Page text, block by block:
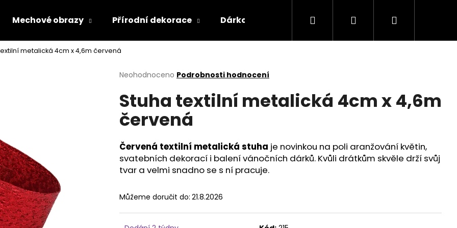
Mechové obrazy Přírodní dekorace Dárkové poukazy Domácnost
Hledat PřihlášeníNákupní
metalická 4cm x 4,6m červená
Průměrné
produktu
je
0,0
z
hvězdiček.
Neohodnoceno Podrobnosti hodnocení
Stuha textilní metalická 4cm x 4,6m
červená
Červená textilní metalická stuha je novinkou na poli aranžování květin,
svatebních dekorací i balení vánočních dárků. Kvůli drátkům skvěle drží svůj
tvar a velmi snadno se s ní pracuje.
Můžeme doručit do: 21.8.2026
Co potřebujete najít?
HLEDAT